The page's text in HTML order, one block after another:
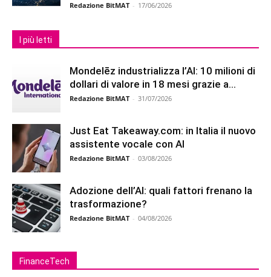
Redazione BitMAT - 17/06/2026
I più letti
Mondelēz industrializza l’AI: 10 milioni di
dollari di valore in 18 mesi grazie a...
Redazione BitMAT - 31/07/2026
Just Eat Takeaway.com: in Italia il nuovo
assistente vocale con AI
Redazione BitMAT - 03/08/2026
Adozione dell’AI: quali fattori frenano la
trasformazione?
Redazione BitMAT - 04/08/2026
FinanceTech